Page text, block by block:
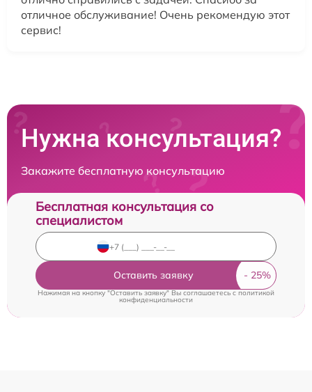
отличное обслуживание! Очень рекомендую этот
сервис!
Нужна консультация?
Закажите бесплатную консультацию
Бесплатная консультация со
специалистом
Оставить заявку
Нажимая на кнопку "Оставить заявку" Вы соглашаетесь c политикой
конфиденциальности